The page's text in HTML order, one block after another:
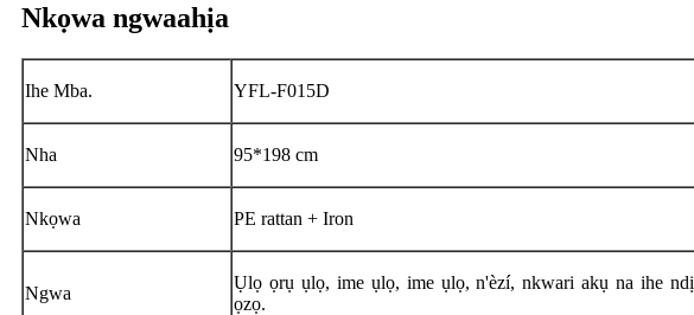
Nkọwa ngwaahịa
Ihe Mba. YFL-F015D
Nha 95*198 cm
Nkọwa PE rattan + Iron
Ngwa
Ụlọ ọrụ ụlọ, ime ụlọ, ime ụlọ, n'èzí, nkwari akụ na ihe ndị
ọzọ.